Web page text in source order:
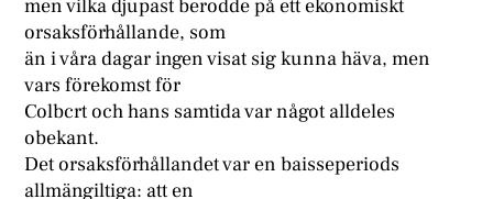
men vilka djupast berodde på ett ekonomiskt
orsaksförhållande, som
än i våra dagar ingen visat sig kunna häva, men
vars förekomst för
Colbcrt och hans samtida var något alldeles
obekant.
Det orsaksförhållandet var en baisseperiods
allmängiltiga: att en